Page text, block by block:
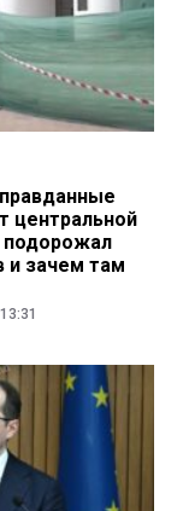
центральной
подорожал
и зачем там